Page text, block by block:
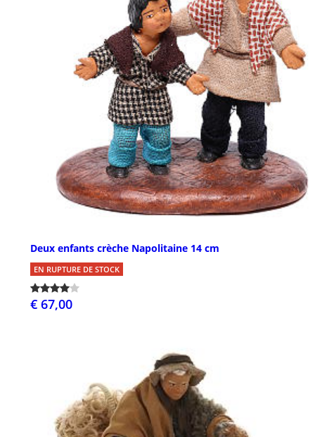
Deux enfants crèche Napolitaine 14 cm
EN RUPTURE DE STOCK
€ 67,00